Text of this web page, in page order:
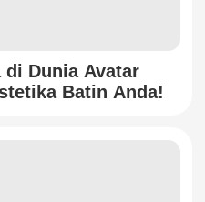
di Dunia Avatar
Batin Anda!